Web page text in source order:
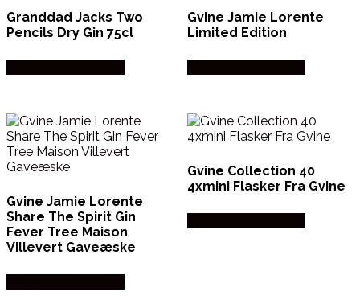
Granddad Jacks Two
Pencils Dry Gin 75cl
Gvine Jamie Lorente
Limited Edition
Gvine Jamie Lorente
Share The Spirit Gin
Fever Tree Maison
Villevert Gaveæske
Gvine Collection 40
4xmini Flasker Fra Gvine